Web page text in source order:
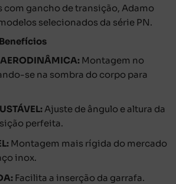
com gancho de transição, Adamo
selecionados da série PN.
Montagem no
se na sombra do corpo para
Ajuste de ângulo e altura da
perfeita.
Montagem mais rígida do mercado
inox.
Facilita a inserção da garrafa.